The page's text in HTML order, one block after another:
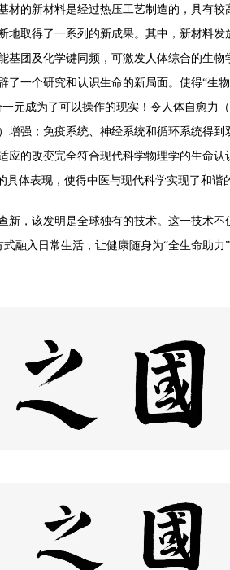
材的新材料是经过热压工艺制造的，具有较
地取得了一系列的新成果。其中，新材料发
基团及化学键同频，可激发人体综合的生物
了一个研究和认识生命的新局面。使得“生
元成为了可以操作的现实！令人体自愈力
增强；免疫系统、神经系统和循环系统得到
应的改变完全符合现代科学物理学的生命认
具体表现，使得中医与现代科学实现了和谐
新，该发明是全球独有的技术。这一技术不
融入日常生活，让健康随身为“全生命助力